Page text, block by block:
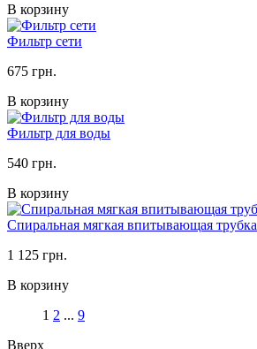
В корзину
Фильтр сети
675 грн.
В корзину
Фильтр для воды
540 грн.
В корзину
Спиральная мягкая впитывающая трубка
1 125 грн.
В корзину
1 2 ... 9
Вверх